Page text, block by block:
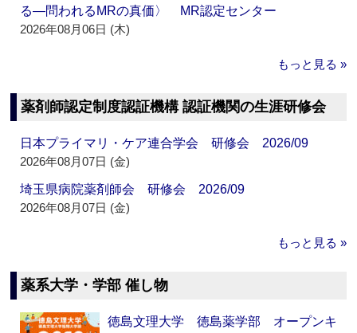
る―問われるMRの真価〉 MR認定センター
2026年08月06日 (木)
もっと見る »
薬剤師認定制度認証機構 認証機関の生涯研修会
日本プライマリ・ケア連合学会 研修会 2026/09
2026年08月07日 (金)
埼玉県病院薬剤師会 研修会 2026/09
2026年08月07日 (金)
もっと見る »
薬系大学・学部 催し物
徳島文理大学 徳島薬学部 オープンキ